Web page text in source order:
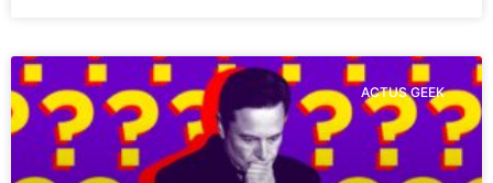
ACTUS GEEK